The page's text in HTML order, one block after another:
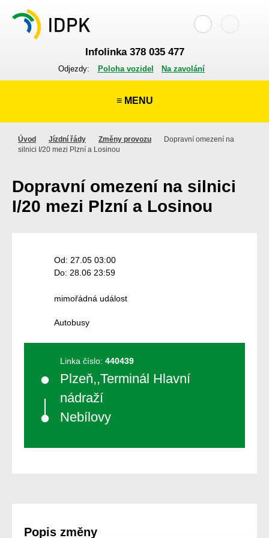
Infolinka 378 035 477
Odjezdy: Poloha vozidel Na zavolání
≡ MENU
Úvod Jízdní řády Změny provozu
Dopravní omezení na
silnici I/20 mezi Plzní a Losinou
Dopravní omezení na silnici
I/20 mezi Plzní a Losinou
Od: 27.05 03:00
Do: 28.06 23:59
mimořádná událost
Autobusy
Linka číslo: 440439
Plzeň,,Terminál Hlavní
nádraží
Nebílovy
Popis změny